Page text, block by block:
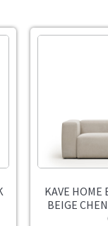
KAVE HOME
BEIGE